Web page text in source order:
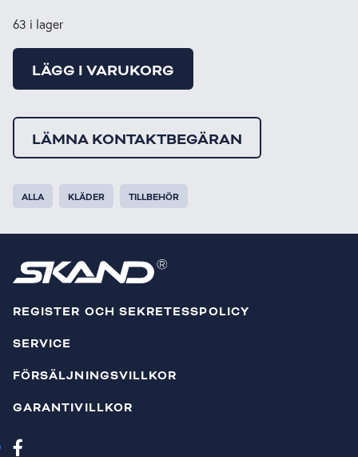
63 i lager
LÄGG I VARUKORG
LÄMNA KONTAKTBEGÄRAN
ALLA KLÄDER TILLBEHÖR
REGISTER OCH SEKRETESSPOLICY
SERVICE
FÖRSÄLJNINGSVILLKOR
GARANTIVILLKOR